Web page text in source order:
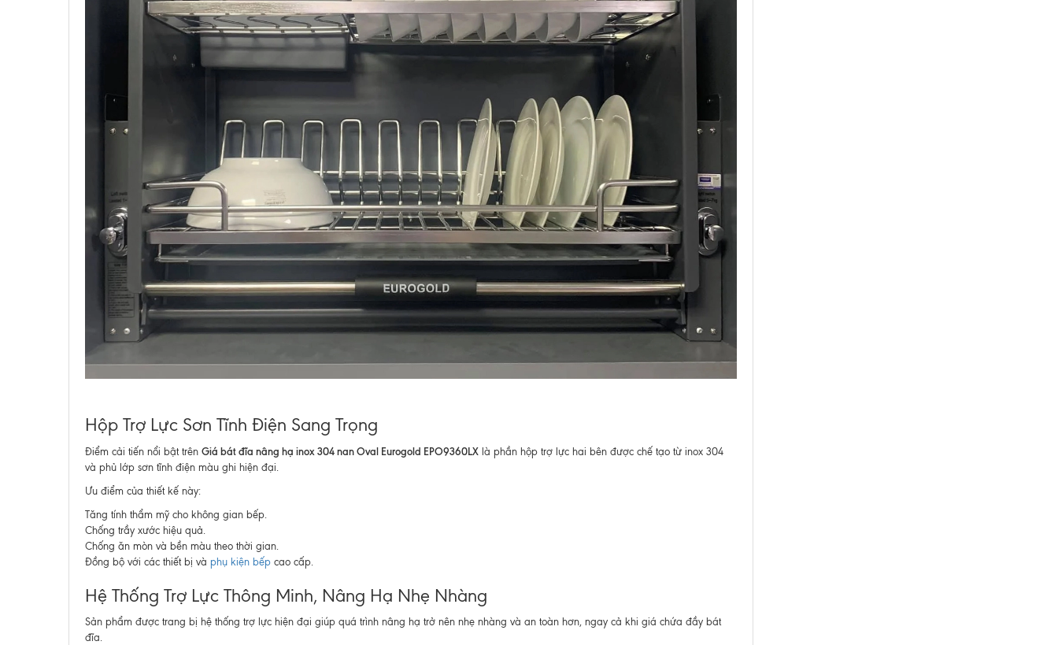
Hộp Trợ Lực Sơn Tĩnh Điện Sang Trọng
Điểm cải tiến nổi bật trên Giá bát đĩa nâng hạ inox 304 nan Oval Eurogold EPO9360LX là phần hộp trợ lực hai bên được chế tạo từ inox 304
và phủ lớp sơn tĩnh điện màu ghi hiện đại.
Ưu điểm của thiết kế này:
Tăng tính thẩm mỹ cho không gian bếp.
Chống trầy xước hiệu quả.
Chống ăn mòn và bền màu theo thời gian.
Đồng bộ với các thiết bị và phụ kiện bếp cao cấp.
Hệ Thống Trợ Lực Thông Minh, Nâng Hạ Nhẹ Nhàng
Sản phẩm được trang bị hệ thống trợ lực hiện đại giúp quá trình nâng hạ trở nên nhẹ nhàng và an toàn hơn, ngay cả khi giá chứa đầy bát
đĩa.